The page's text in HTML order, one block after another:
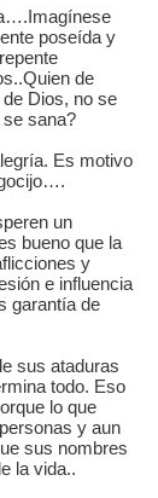
poseída y
de
Dios, no se
se sana?
Es motivo
un
bueno que la
y
e influencia
garantía de
sus ataduras
todo. Eso
lo que
y aun
sus nombres
la vida..